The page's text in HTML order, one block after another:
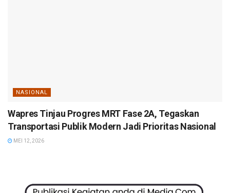
NASIONAL
Wapres Tinjau Progres MRT Fase 2A, Tegaskan
Transportasi Publik Modern Jadi Prioritas Nasional
MEI 12, 2026